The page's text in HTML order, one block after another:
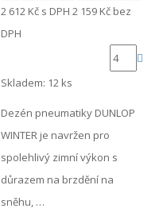
2 612 Kč s DPH 2 159 Kč bez
DPH
Skladem: 12 ks
Dezén pneumatiky DUNLOP
WINTER je navržen pro
spolehlivý zimní výkon s
důrazem na brzdění na
sněhu, …